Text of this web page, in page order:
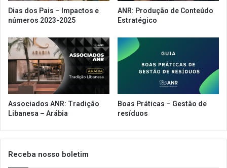
Dias dos Pais – Impactos e
números 2023-2025
ANR: Produção de Conteúdo
Estratégico
Associados ANR: Tradição
Libanesa – Arábia
Boas Práticas – Gestão de
resíduos
Receba nosso boletim